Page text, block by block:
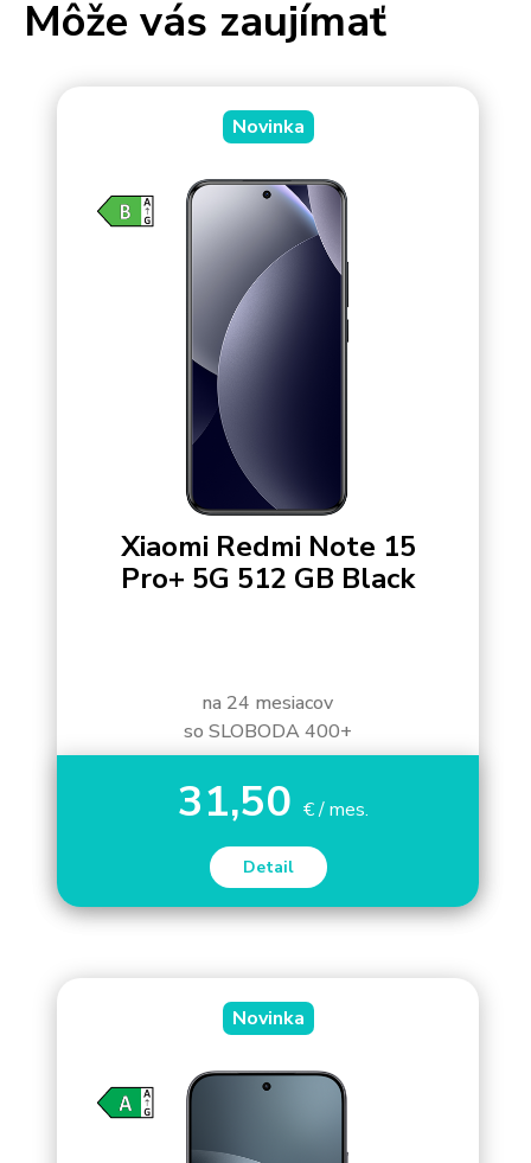
Môže vás zaujímať
Novinka
Xiaomi Redmi Note 15
Pro+ 5G 512 GB Black
na 24 mesiacov
so SLOBODA 400+
31,50 € / mes.
Detail
Novinka